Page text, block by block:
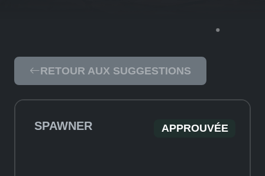
RETOUR AUX SUGGESTIONS
SPAWNER APPROUVÉE